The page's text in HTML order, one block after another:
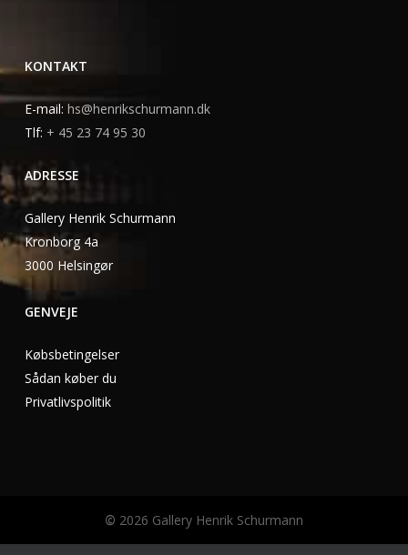
KONTAKT
E-mail: hs@henrikschurmann.dk
Tlf: + 45 23 74 95 30
ADRESSE
Gallery Henrik Schurmann
Kronborg 4a
3000 Helsingør
GENVEJE
Købsbetingelser
Sådan køber du
Privatlivspolitik
© 2026 Gallery Henrik Schurmann